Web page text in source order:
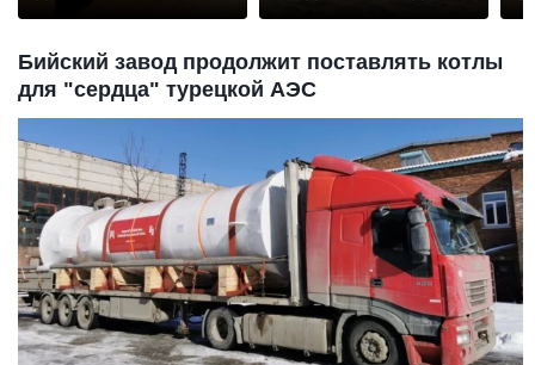
Бийский завод продолжит поставлять котлы
для "сердца" турецкой АЭС